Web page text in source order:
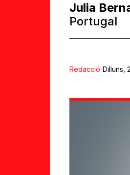
Julia
Portugal
Redacció Dilluns,